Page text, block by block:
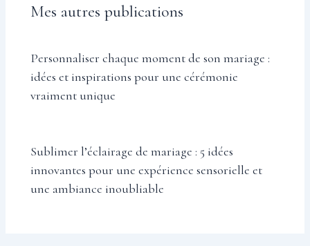
Mes autres publications
Personnaliser chaque moment de son mariage :
idées et inspirations pour une cérémonie
vraiment unique
Sublimer l’éclairage de mariage : 5 idées
innovantes pour une expérience sensorielle et
une ambiance inoubliable